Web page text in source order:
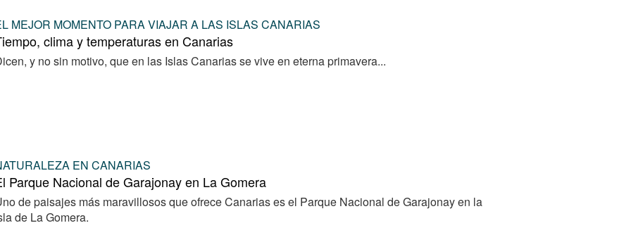
MEJOR MOMENTO PARA VIAJAR A LAS ISLAS CANARIAS
clima y temperaturas en Canarias
y no sin motivo, que en las Islas Canarias se vive en eterna primavera...
EN CANARIAS
Parque Nacional de Garajonay en La Gomera
de paisajes más maravillosos que ofrece Canarias es el Parque Nacional de Garajonay en la
de La Gomera.